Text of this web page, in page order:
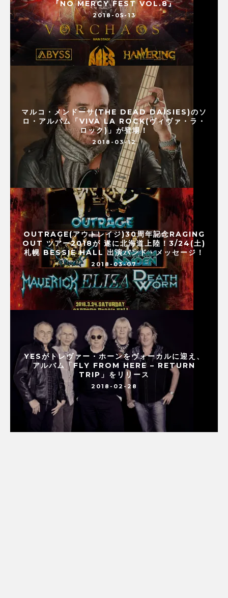
『NO MERCY FEST VOL.8』
2018-05-13
マルコ・メンドーサ(THE DEAD DAISIES)のソ
ロ・アルバム「VIVA LA ROCK(ヴィヴァ・ラ・
ロック)」が登場！
2018-03-12
OUTRAGE(アウトレイジ)30周年記念RAGING
OUT ツアー2018が 遂に北海道上陸！3/24(土)
札幌 BESSIE HALL 出演バンド・メッセージ！
2018-03-07
YESがトレヴァー・ホーンをヴォーカルに迎え、
アルバム「FLY FROM HERE – RETURN
TRIP」をリリース
2018-02-28